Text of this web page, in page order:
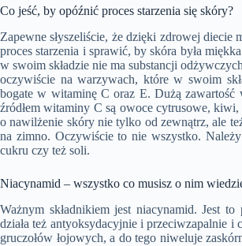
Co jeść, by opóźnić proces starzenia się skóry?
Zapewne słyszeliście, że dzięki zdrowej
proces starzenia i sprawić, by skóra była
w swoim składzie nie ma substancji
oczywiście na warzywach, które w swoim
bogate w witaminę C oraz E. Dużą
źródłem witaminy C są owoce cytrusowe,
o nawilżenie skóry nie tylko od zewnątrz, ale
na zimno. Oczywiście to nie wszystko.
cukru czy też soli.
Niacynamid – wszystko co musisz o nim
Ważnym składnikiem jest niacynamid. Jest
działa też antyoksydacyjnie i przeciwzapalnie i
gruczołów łojowych, a do tego niweluje